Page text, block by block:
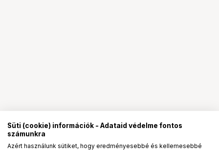
Süti (cookie) információk - Adataid védelme fontos
számunkra
Azért használunk sütiket, hogy eredményesebbé és kellemesebbé